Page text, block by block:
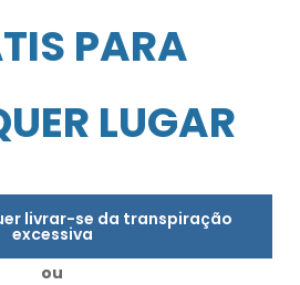
PARA
LUGAR
livrar-se da transpiração
excessiva
ou